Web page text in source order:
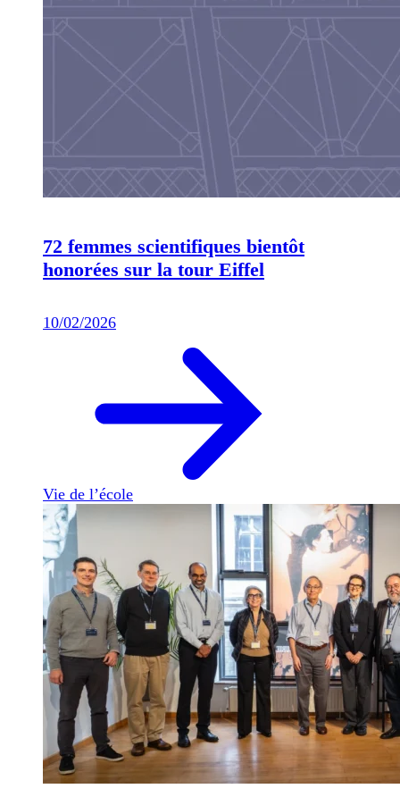
72 femmes scientifiques bientôt
honorées sur la tour Eiffel
10/02/2026
Vie de l’école